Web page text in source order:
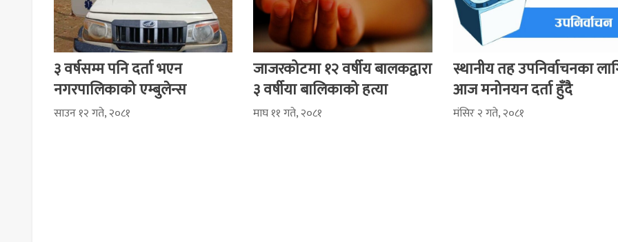
३ वर्षसम्म पनि दर्ता भएन
नगरपालिकाको एम्बुलेन्स
साउन १२ गते, २०८१
जाजरकोटमा १२ वर्षीय बालकद्वारा
३ वर्षीया बालिकाको हत्या
माघ ११ गते, २०८१
स्थानीय तह उपनिर्वाचनका
आज मनोनयन दर्ता हुँदै
मंसिर २ गते, २०८१